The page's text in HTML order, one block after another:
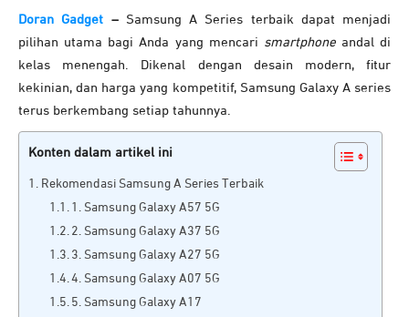
Doran Gadget –Samsung A Series terbaik dapat menjadi
pilihan utama bagi Anda yang mencari smartphoneandal di
kelas menengah. Dikenal dengan desain modern, fitur
kekinian, dan harga yang kompetitif, Samsung Galaxy A series
terus berkembang setiap tahunnya.
Konten dalam artikel ini
Rekomendasi Samsung A Series Terbaik
1. Samsung Galaxy A57 5G
2. Samsung Galaxy A37 5G
3. Samsung Galaxy A27 5G
4. Samsung Galaxy A07 5G
5. Samsung Galaxy A17